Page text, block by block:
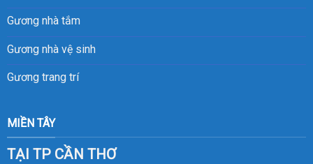
Gương nhà tắm
Gương nhà vệ sinh
Gương trang trí
MIỀN TÂY
TẠI TP CẦN THƠ